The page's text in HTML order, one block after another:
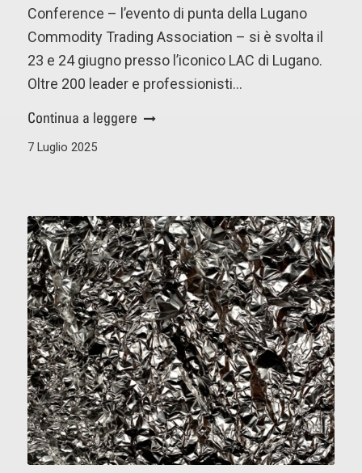
Conference – l’evento di punta della Lugano
Commodity Trading Association – si è svolta il
23 e 24 giugno presso l’iconico LAC di Lugano.
Oltre 200 leader e professionisti…
Continua a leggere
7 Luglio 2025